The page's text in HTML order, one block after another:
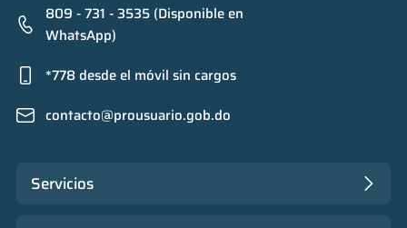
809 - 731 - 3535 (Disponible en
WhatsApp)
*778 desde el móvil sin cargos
contacto@prousuario.gob.do
Servicios